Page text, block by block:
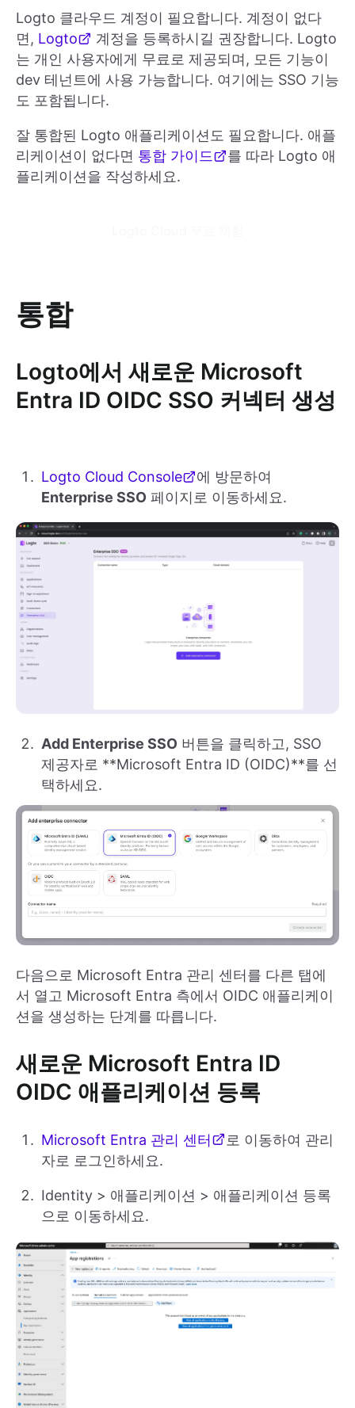
Logto 클라우드 계정이 필요합니다. 계정이 없다
면, Logto
계정을 등록하시길 권장합니다. Logto
는 개인 사용자에게 무료로 제공되며, 모든 기능이
dev 테넌트에 사용 가능합니다. 여기에는 SSO 기능
도 포함됩니다.
잘 통합된 Logto 애플리케이션도 필요합니다. 애플
리케이션이 없다면 통합 가이드
를 따라 Logto 애
플리케이션을 작성하세요.
통합
Logto에서 새로운 Microsoft
Entra ID OIDC SSO 커넥터 생성
Logto Cloud Console
에 방문하여
Enterprise SSO 페이지로 이동하세요.
Add Enterprise SSO 버튼을 클릭하고, SSO
제공자로 **Microsoft Entra ID (OIDC)**를 선
택하세요.
다음으로 Microsoft Entra 관리 센터를 다른 탭에
서 열고 Microsoft Entra 측에서 OIDC 애플리케이
션을 생성하는 단계를 따릅니다.
새로운 Microsoft Entra ID
OIDC 애플리케이션 등록
Microsoft Entra 관리 센터
로 이동하여 관리
자로 로그인하세요.
Identity > 애플리케이션 > 애플리케이션 등록
으로 이동하세요.